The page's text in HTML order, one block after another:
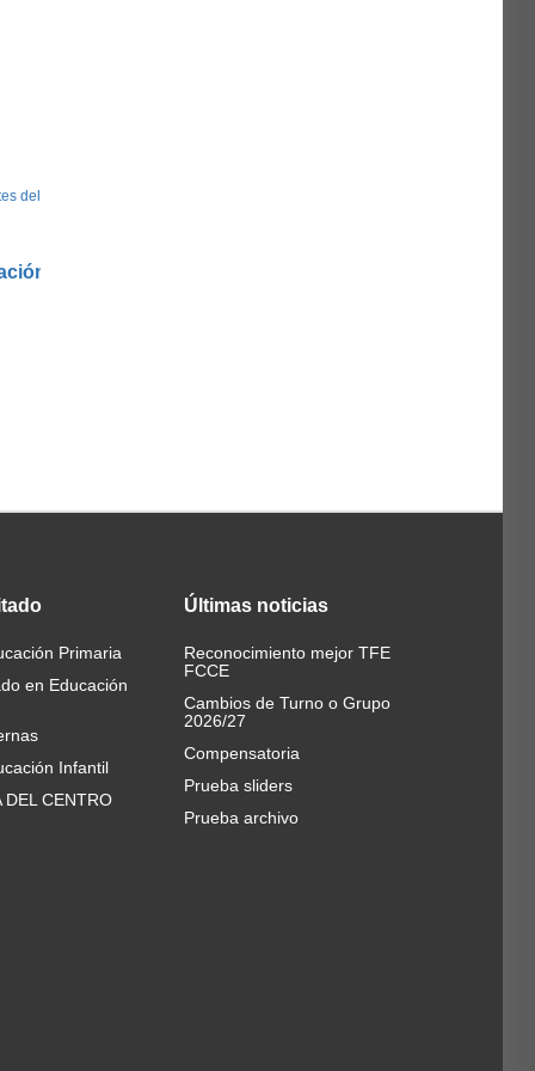
del miércoles a las 12:00)
Primaria
en Educación
Infantil
DEL CENTRO
Últimas noticias
Reconocimiento mejor TFE
FCCE
Cambios de Turno o Grupo
2026/27
Compensatoria
Prueba sliders
Prueba archivo